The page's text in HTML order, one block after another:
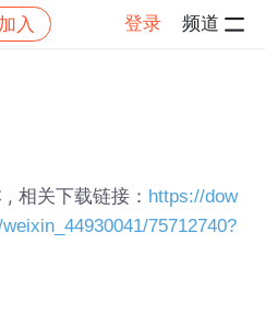
加入 登录 频道
相关下载链接： https://dow
75712740?